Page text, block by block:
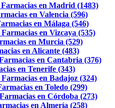
Farmacias en Madrid (1483)
en Valencia (596)
en Málaga (546)
Farmacias en Vizcaya (535)
en Murcia (529)
en Alicante (483)
en Cantabria (376)
en Tenerife (343)
Farmacias en Badajoz (324)
en Toledo (299)
Farmacias en Córdoba (273)
en Almería (258)